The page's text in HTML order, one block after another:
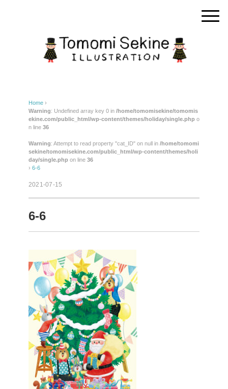
Home ›
Warning: Undefined array key 0 in /home/tomomisekine/tomomis
ekine.com/public_html/wp-content/themes/holiday/single.php o
n line 36
Warning: Attempt to read property "cat_ID" on null in /home/tomomi
sekine/tomomisekine.com/public_html/wp-content/themes/holi
day/single.php on line 36
› 6-6
2021-07-15
6-6